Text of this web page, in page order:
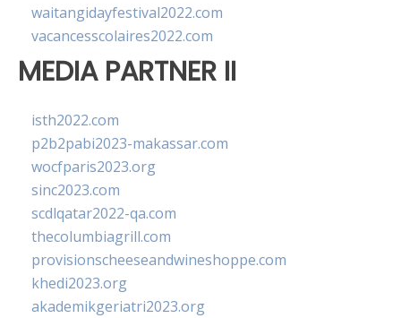
waitangidayfestival2022.com
vacancesscolaires2022.com
MEDIA PARTNER II
isth2022.com
p2b2pabi2023-makassar.com
wocfparis2023.org
sinc2023.com
scdlqatar2022-qa.com
thecolumbiagrill.com
provisionscheeseandwineshoppe.com
khedi2023.org
akademikgeriatri2023.org